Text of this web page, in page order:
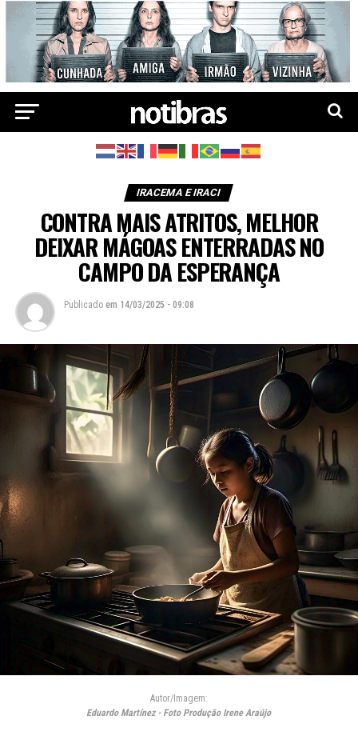
IRACEMA E IRACI
CONTRA MAIS ATRITOS, MELHOR
DEIXAR MÁGOAS ENTERRADAS NO
CAMPO DA ESPERANÇA
Publicado em 14/03/2025 - 09:08
Autor/Imagem:
Eduardo Martínez - Foto Produção Irene Araújo